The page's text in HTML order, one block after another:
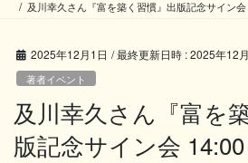
及川幸久さん『富を築く習慣』出版記念サイン会
2025年12月1日 / 最終更新日時 :2025年12
著者イベント
及川幸久さん『富を
版記念サイン会 14:00